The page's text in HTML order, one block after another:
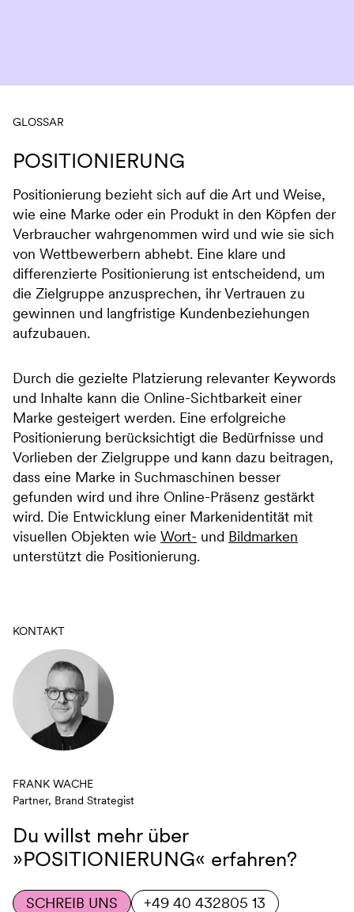
GLOSSAR
POSITIONIERUNG
Positionierung bezieht sich auf die Art und Weise,
wie eine Marke oder ein Produkt in den Köpfen der
Verbraucher wahrgenommen wird und wie sie sich
von Wettbewerbern abhebt. Eine klare und
differenzierte Positionierung ist entscheidend, um
die Zielgruppe anzusprechen, ihr Vertrauen zu
gewinnen und langfristige Kundenbeziehungen
aufzubauen.
Durch die gezielte Platzierung relevanter Keywords
und Inhalte kann die Online-Sichtbarkeit einer
Marke gesteigert werden. Eine erfolgreiche
Positionierung berücksichtigt die Bedürfnisse und
Vorlieben der Zielgruppe und kann dazu beitragen,
dass eine Marke in Suchmaschinen besser
gefunden wird und ihre Online-Präsenz gestärkt
wird. Die Entwicklung einer Markenidentität mit
visuellen Objekten wie Wort- und Bildmarken
unterstützt die Positionierung.
KONTAKT
FRANK WACHE
Partner, Brand Strategist
Du willst mehr über
»POSITIONIERUNG« erfahren?
SCHREIB UNS +49 40 432805 13